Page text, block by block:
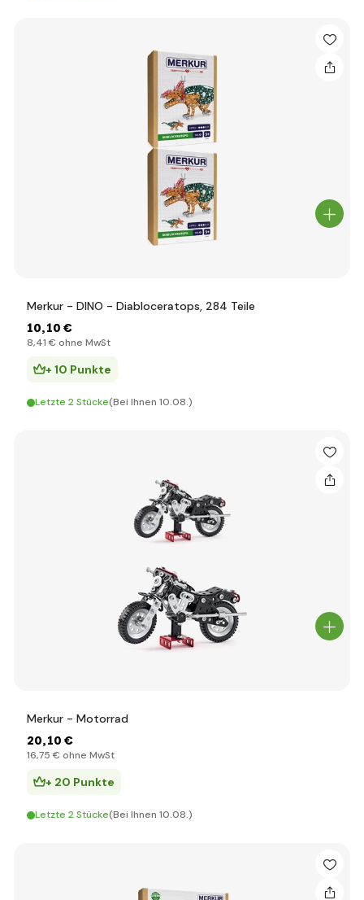
Merkur - DINO - Diabloceratops, 284 Teile
10,10 €
8,41 € ohne MwSt
+ 10 Punkte
Letzte 2 Stücke(Bei Ihnen 10.08.)
Merkur - Motorrad
20,10 €
16,75 € ohne MwSt
+ 20 Punkte
Letzte 2 Stücke(Bei Ihnen 10.08.)